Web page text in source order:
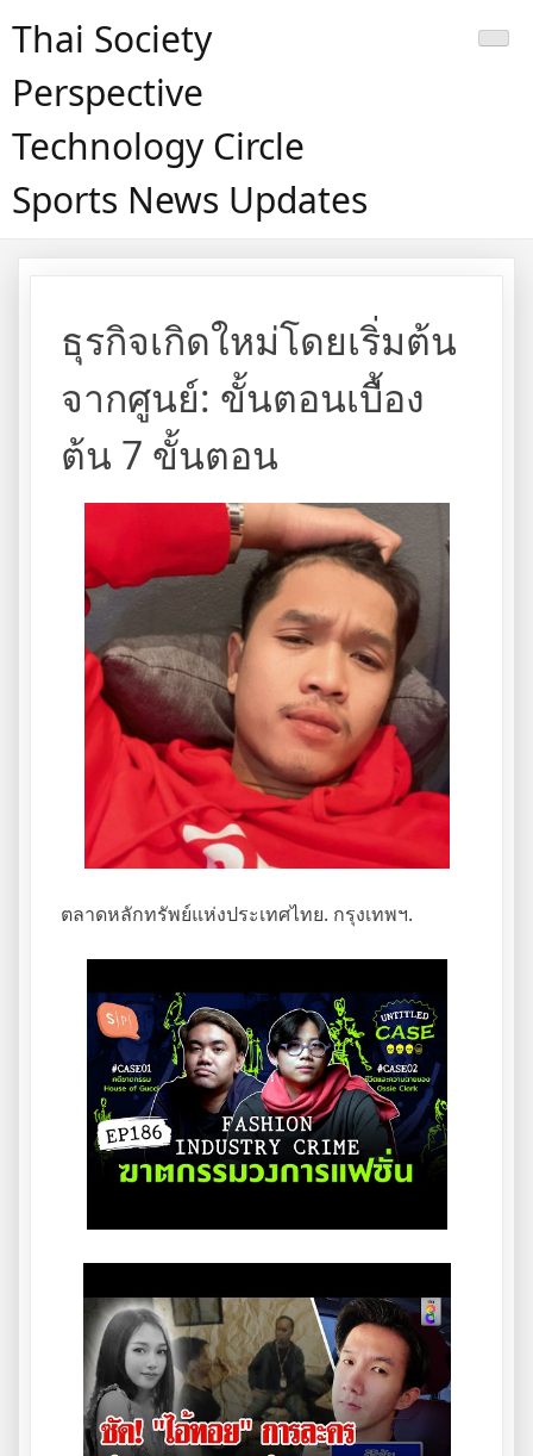
Thai Society
Perspective
Technology Circle
Sports News Updates
ธุรกิจเกิดใหม่โดยเริ่มต้น
จากศูนย์: ขั้นตอนเบื้อง
ต้น 7 ขั้นตอน
ตลาดหลักทรัพย์แห่งประเทศไทย. กรุงเทพฯ.